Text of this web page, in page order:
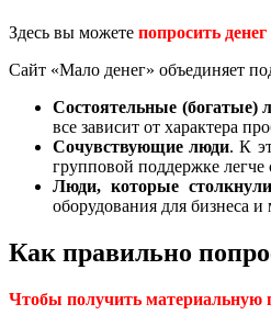
Здесь вы можете попросить денег
Сайт «Мало денег» объединяет
Состоятельные (богатые)
все зависит от характера
Сочувствующие люди. К
групповой поддержке легче
Люди, которые
оборудования для бизнеса и
Как правильно
Чтобы получить материальную